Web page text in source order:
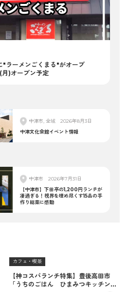
"ラーメンごくまる"がオープ
)オープン予定
中津市, 全域
2026年8月3日
中津文化会館イベント情報
中津市
2026年7月31日
【中津市】下田亭の1,200円ランチが
凄過ぎる！視界を埋め尽くす15品の手
作り総菜に感動
カフェ・喫茶
【神コスパランチ特集】豊後高田市
「うちのごはん ひまみつキッチン」